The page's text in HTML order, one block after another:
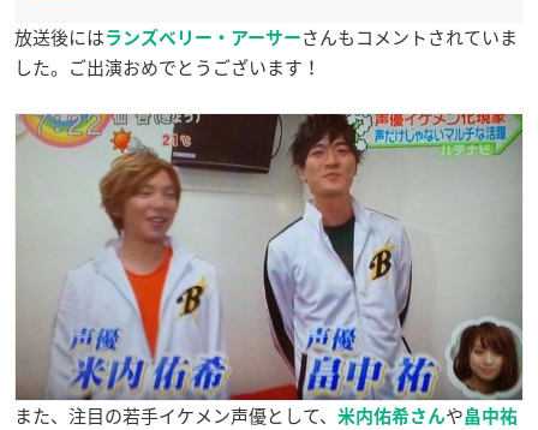
放送後には ランズベリー・アーサー さんもコメントされていま
した。ご出演おめでとうございます！
また、注目の若手イケメン声優として、 米内佑希さんや畠中祐